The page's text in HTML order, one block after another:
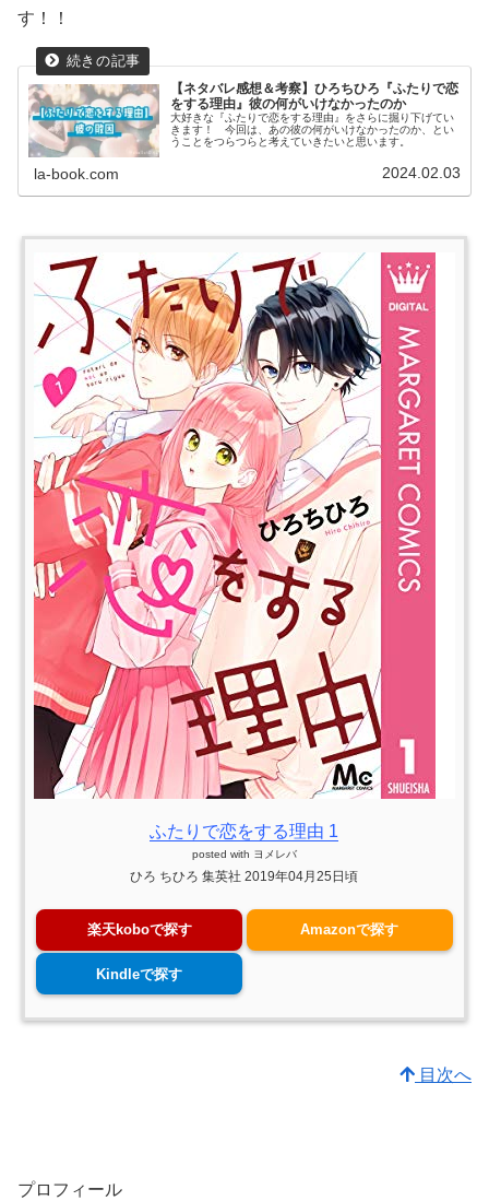
す！！
【ネタバレ感想＆考察】ひろちひろ『ふたりで恋
をする理由』彼の何がいけなかったのか
大好きな『ふたりで恋をする理由』をさらに掘り下げてい
きます！ 今回は、あの彼の何がいけなかったのか、とい
うことをつらつらと考えていきたいと思います。
la-book.com 2024.02.03
ふたりで恋をする理由 1
posted with ヨメレバ
ひろ ちひろ 集英社 2019年04月25日頃
楽天koboで探す Amazonで探す
Kindleで探す
目次へ
プロフィール